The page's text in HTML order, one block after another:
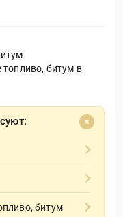
битум в
битум